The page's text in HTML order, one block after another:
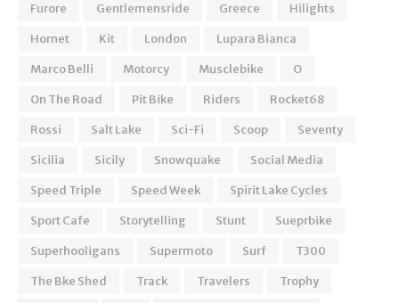
Furore
Gentlemensride Greece
Hilights
Hornet
Kit London
Lupara Bianca
Marco Belli
Motorcy Musclebike
O
On The Road
Pit Bike Riders
Rocket68
Rossi
Salt Lake Sci-Fi Scoop
Seventy
Sicilia
Sicily Snowquake
Social Media
Speed Triple
Speed Week
Spirit Lake Cycles
Sport Cafe
Storytelling Stunt
Sueprbike
Superhooligans
Supermoto Surf
T300
The Bke Shed
Track Travelers
Trophy